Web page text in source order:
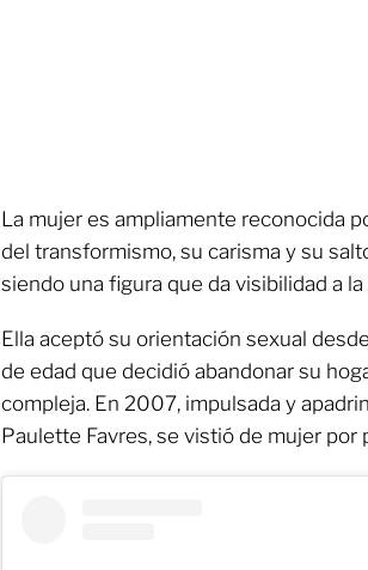
La mujer es ampliamente reconocida
del transformismo, su carisma y su
siendo una figura que da visibilidad a
Ella aceptó su orientación sexual
de edad que decidió abandonar su
compleja. En 2007, impulsada y
Paulette Favres, se vistió de mujer por